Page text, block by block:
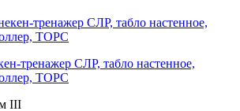
тренажер СЛР, табло настенное,
ТОРС
III